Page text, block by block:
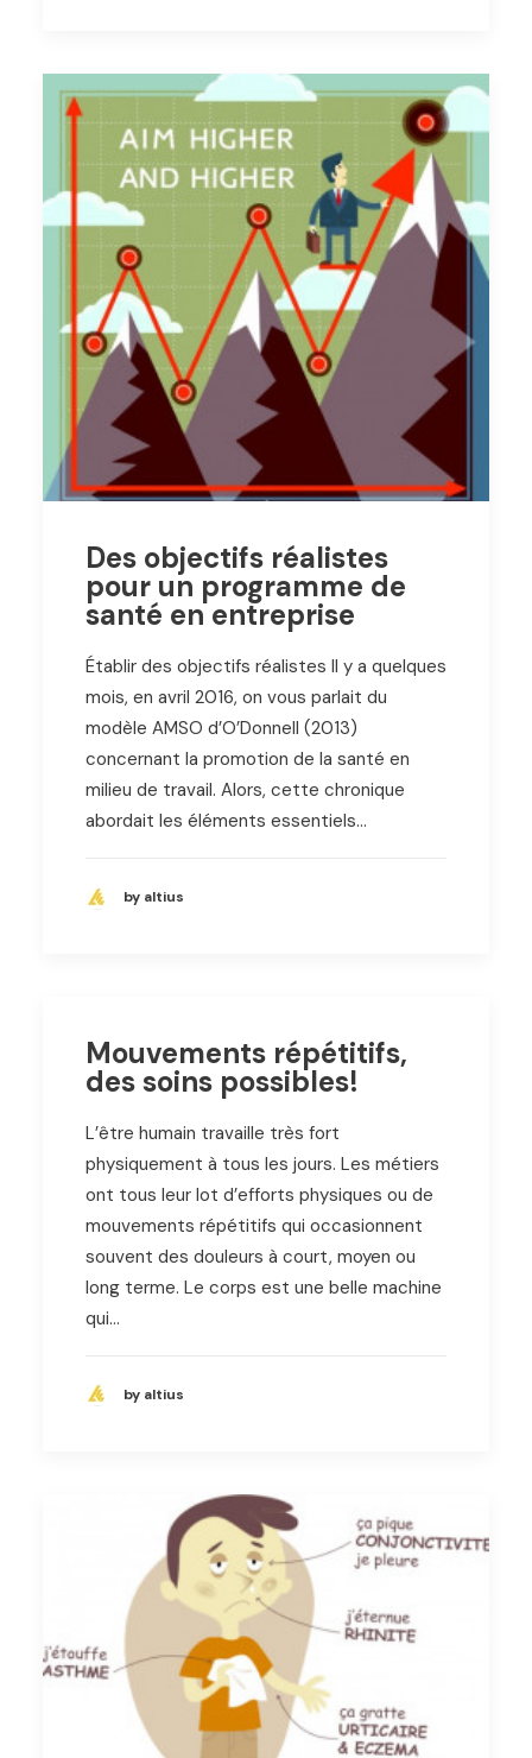
Des objectifs réalistes
pour un programme de
santé en entreprise
Établir des objectifs réalistes Il y a quelques
mois, en avril 2016, on vous parlait du
modèle AMSO d’O’Donnell (2013)
concernant la promotion de la santé en
milieu de travail. Alors, cette chronique
abordait les éléments essentiels…
by altius
Mouvements répétitifs,
des soins possibles!
L’être humain travaille très fort
physiquement à tous les jours. Les métiers
ont tous leur lot d’efforts physiques ou de
mouvements répétitifs qui occasionnent
souvent des douleurs à court, moyen ou
long terme. Le corps est une belle machine
qui…
by altius